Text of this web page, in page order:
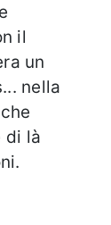
il
un
nella
di là